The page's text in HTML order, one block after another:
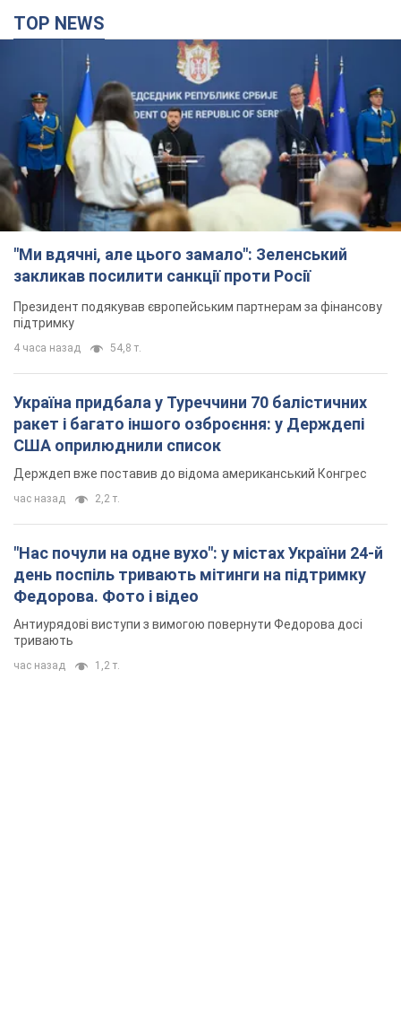
TOP NEWS
"Ми вдячні, але цього замало": Зеленський
закликав посилити санкції проти Росії
Президент подякував європейським партнерам за фінансову
підтримку
4 часа назад 54,8 т.
Україна придбала у Туреччини 70 балістичних
ракет і багато іншого озброєння: у Держдепі
США оприлюднили список
Держдеп вже поставив до відома американський Конгрес
час назад 2,2 т.
"Нас почули на одне вухо": у містах України 24-й
день поспіль тривають мітинги на підтримку
Федорова. Фото і відео
Антиурядові виступи з вимогою повернути Федорова досі
тривають
час назад 1,2 т.